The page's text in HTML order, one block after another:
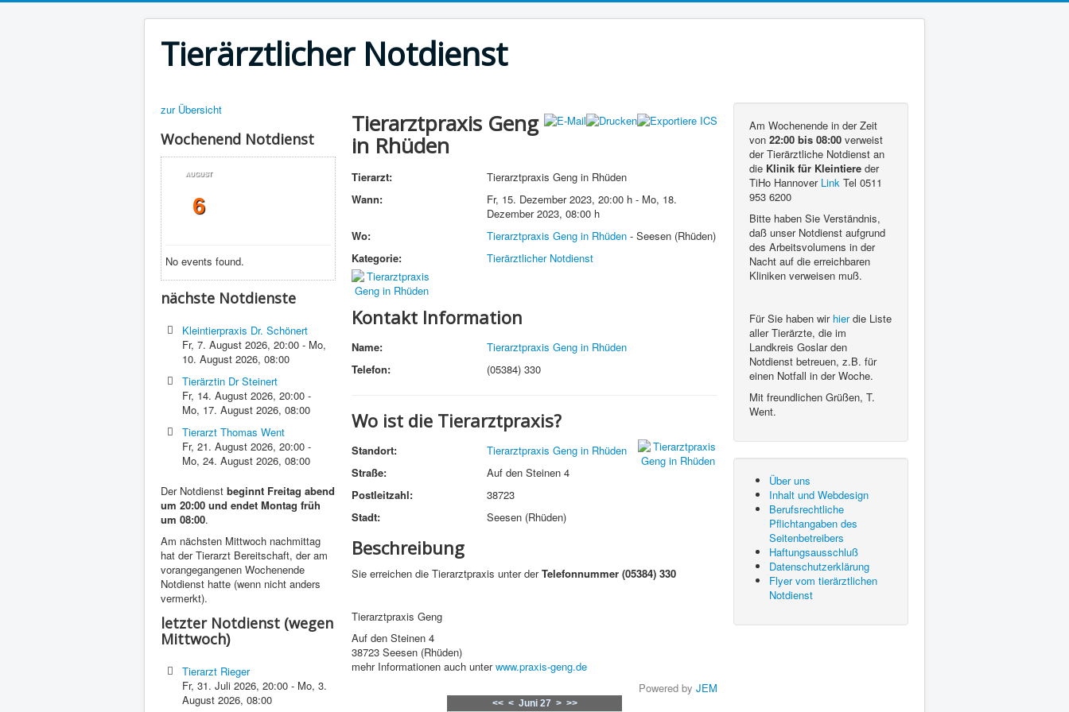
Tierärztlicher Notdienst
zur Übersicht
Wochenend Notdienst
AUGUST
6
No events found.
nächste Notdienste
Kleintierpraxis Dr. Schönert
Fr, 7. August 2026,20:00 - Mo,
10. August 2026,08:00
Tierärztin Dr Steinert
Fr, 14. August 2026,20:00 -
Mo, 17. August 2026,08:00
Tierarzt Thomas Went
Fr, 21. August 2026,20:00 -
Mo, 24. August 2026,08:00
Der Notdienst beginnt Freitag abend
um 20:00 und endet Montag früh
um 08:00.
Am nächsten Mittwoch nachmittag
hat der Tierarzt Bereitschaft, der am
vorangegangenen Wochenende
Notdienst hatte (wenn nicht anders
vermerkt).
letzter Notdienst (wegen
Mittwoch)
Tierarzt Rieger
Fr, 31. Juli 2026,20:00 - Mo, 3.
August 2026,08:00
Tierarztpraxis Geng
in Rhüden
Tierarzt:
Tierarztpraxis Geng in Rhüden
Wann:
Fr, 15. Dezember 2023, 20:00 h - Mo, 18.
Dezember 2023, 08:00 h
Wo:
Tierarztpraxis Geng in Rhüden - Seesen (Rhüden)
Kategorie:
Tierärztlicher Notdienst
Kontakt Information
Name:
Tierarztpraxis Geng in Rhüden
Telefon:
(05384) 330
Wo ist die Tierarztpraxis?
Standort:
Tierarztpraxis Geng in Rhüden
Straße:
Auf den Steinen 4
Postleitzahl:
38723
Stadt:
Seesen (Rhüden)
Beschreibung
Sie erreichen die Tierarztpraxis unter derTelefonnummer (05384) 330
Tierarztpraxis Geng
Auf den Steinen 4
38723 Seesen (Rhüden)
mehr Informationen auch unterwww.praxis-geng.de
Powered by JEM
<< < Juni 27 > >>
Am Wochenende in der Zeit
von 22:00 bis 08:00 verweist
der Tierärztliche Notdienst an
die Klinik für Kleintiere der
TiHo Hannover Link Tel 0511
953 6200
Bitte haben Sie Verständnis,
daß unser Notdienst aufgrund
des Arbeitsvolumens in der
Nacht auf die erreichbaren
Kliniken verweisen muß.
Für Sie haben wir hierdie Liste
aller Tierärzte, die im
Landkreis Goslar den
Notdienst betreuen, z.B. für
einen Notfall in der Woche.
Mit freundlichen Grüßen, T.
Went.
Über uns
Inhalt und Webdesign
Berufsrechtliche
Pflichtangaben des
Seitenbetreibers
Haftungsausschluß
Datenschutzerklärung
Flyer vom tierärztlichen
Notdienst